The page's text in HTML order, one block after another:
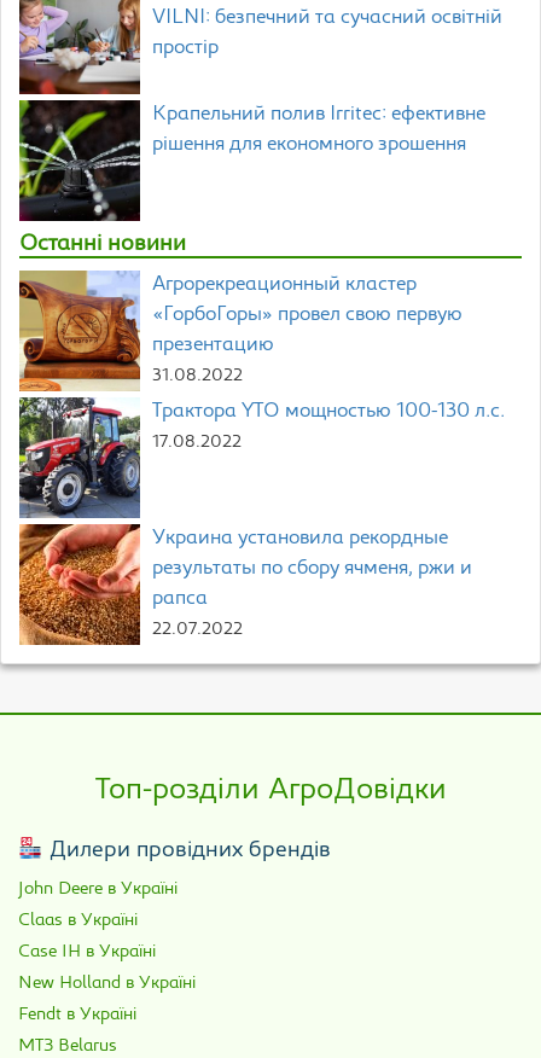
VILNI: безпечний та сучасний освітній
простір
Крапельний полив Irritec: ефективне
рішення для економного зрошення
Останні новини
Агрорекреационный кластер
«ГорбоГоры» провел свою первую
презентацию
31.08.2022
Трактора YTO мощностью 100-130 л.с.
17.08.2022
Украина установила рекордные
результаты по сбору ячменя, ржи и
рапса
22.07.2022
Топ-розділи АгроДовідки
Дилери провідних брендів
John Deere в Україні
Claas в Україні
Case IH в Україні
New Holland в Україні
Fendt в Україні
МТЗ Belarus